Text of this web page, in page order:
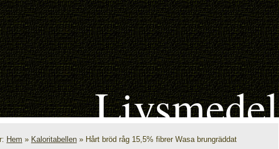
Livsmedel
Hem » Kaloritabellen » Hårt bröd råg 15,5% fibrer Wasa brungräddat